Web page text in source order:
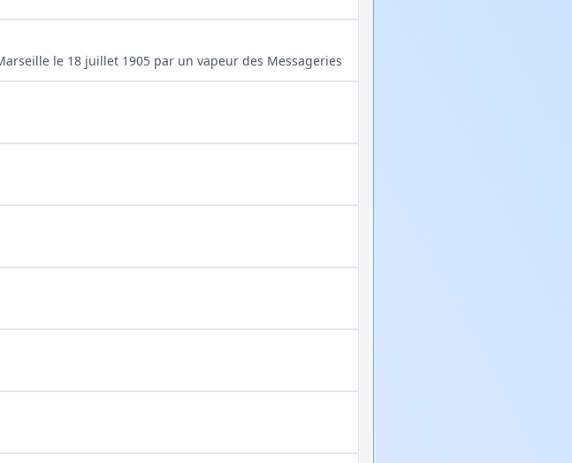
le 18 juillet 1905 par un vapeur des Messageries